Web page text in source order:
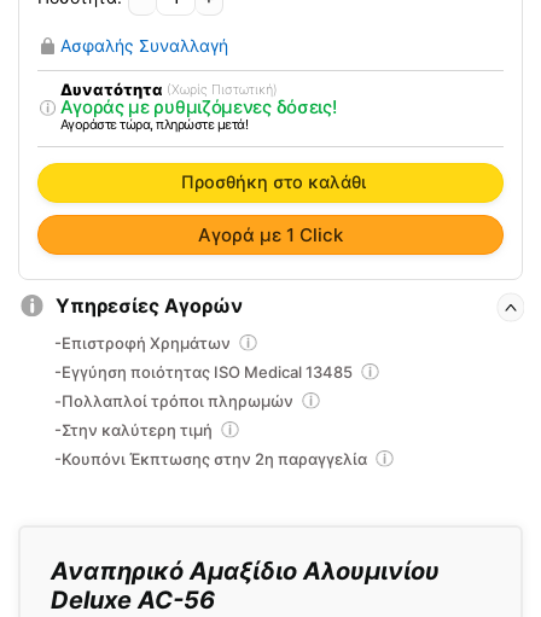
Αναπηρικό Αμαξίδιο Αλουμινίου
Deluxe AC-56
Αναπηρικό
Αμαξίδιο
Αλουμινίου
Deluxe
AC-
56
ποσότητα
Ασφαλής Συναλλαγή
Δυνατότητα (Χωρίς Πιστωτική)
Αγοράς με ρυθμιζόμενες δόσεις!
Αγοράστε τώρα, πληρώστε μετά!
Προσθήκη στο καλάθι
Αγορά με 1 Click
Υπηρεσίες Αγορών
-Επιστροφή Χρημάτων
-Εγγύηση ποιότητας ISO Medical 13485
-Πολλαπλοί τρόποι πληρωμών
-Στην καλύτερη τιμή
-Κουπόνι Έκπτωσης στην 2η παραγγελία